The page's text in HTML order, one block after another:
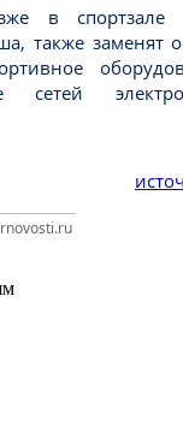
в спортзале
также заменят
сетей